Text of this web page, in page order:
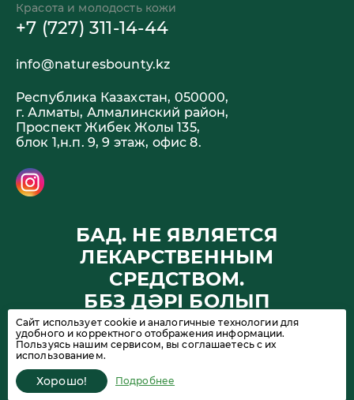
Красота и молодость кожи
+7 (727) 311-14-44
info@naturesbounty.kz
Республика Казахстан, 050000,
г. Алматы, Алмалинский район,
Проспект Жибек Жолы 135,
блок 1,н.п. 9, 9 этаж, офис 8.
БАД. НЕ ЯВЛЯЕТСЯ
ЛЕКАРСТВЕННЫМ
СРЕДСТВОМ.
ББЗ ДӘРІ БОЛЫП
ТАБЫЛМАЙДЫ
© Nature’s Bounty, 2026. Все права защищены. 18+
Политика конфиденциальности
Сайт использует cookie и аналогичные технологии для
удобного и корректного отображения информации.
Пользуясь нашим сервисом, вы соглашаетесь с их
использованием.
Подробнее
Хорошо!